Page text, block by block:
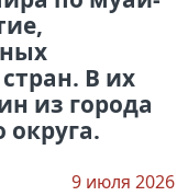
В их
из города
9 июля 2026